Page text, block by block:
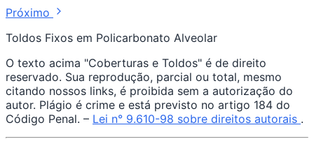
Próximo
Toldos Fixos em Policarbonato Alveolar
O texto acima "Coberturas e Toldos" é de direito
reservado. Sua reprodução, parcial ou total, mesmo
citando nossos links, é proibida sem a autorização do
autor. Plágio é crime e está previsto no artigo 184 do
Código Penal. – Lei n° 9.610-98 sobre direitos autorais .